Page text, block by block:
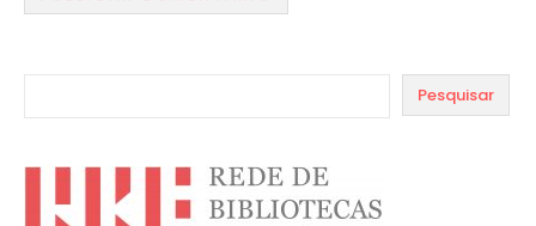
Pesquisar